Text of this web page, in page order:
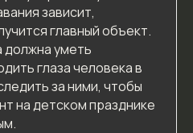
зависит,
главный объект.
уметь
глаза человека в
за ними, чтобы
на детском празднике